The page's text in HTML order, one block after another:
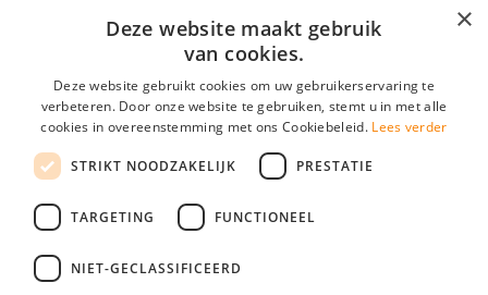
Inloggen als bedrijf
E-mail*
Wachtwoord
login gegevens onthouden
login
Bedrijf aanmelden
×
Deze website maakt gebruik
van cookies.
Deze website gebruikt cookies om uw gebruikerservaring te
verbeteren. Door onze website te gebruiken, stemt u in met alle
cookies in overeenstemming met ons Cookiebeleid. Lees verder
STRIKT NOODZAKELIJK PRESTATIE
TARGETING FUNCTIONEEL
NIET-GECLASSIFICEERD